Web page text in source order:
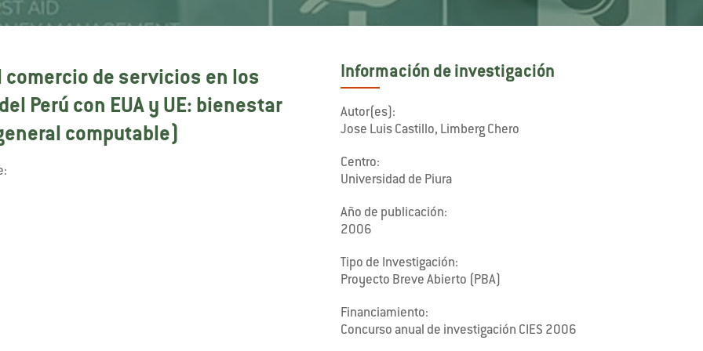
de servicios en los
Perú con EUA y UE: bienestar
computable)
Información de investigación
Autor(es):
Jose Luis Castillo, Limberg Chero
Centro:
Universidad de Piura
Año de publicación:
2006
Tipo de Investigación:
Proyecto Breve Abierto (PBA)
Financiamiento:
Concurso anual de investigación CIES 2006